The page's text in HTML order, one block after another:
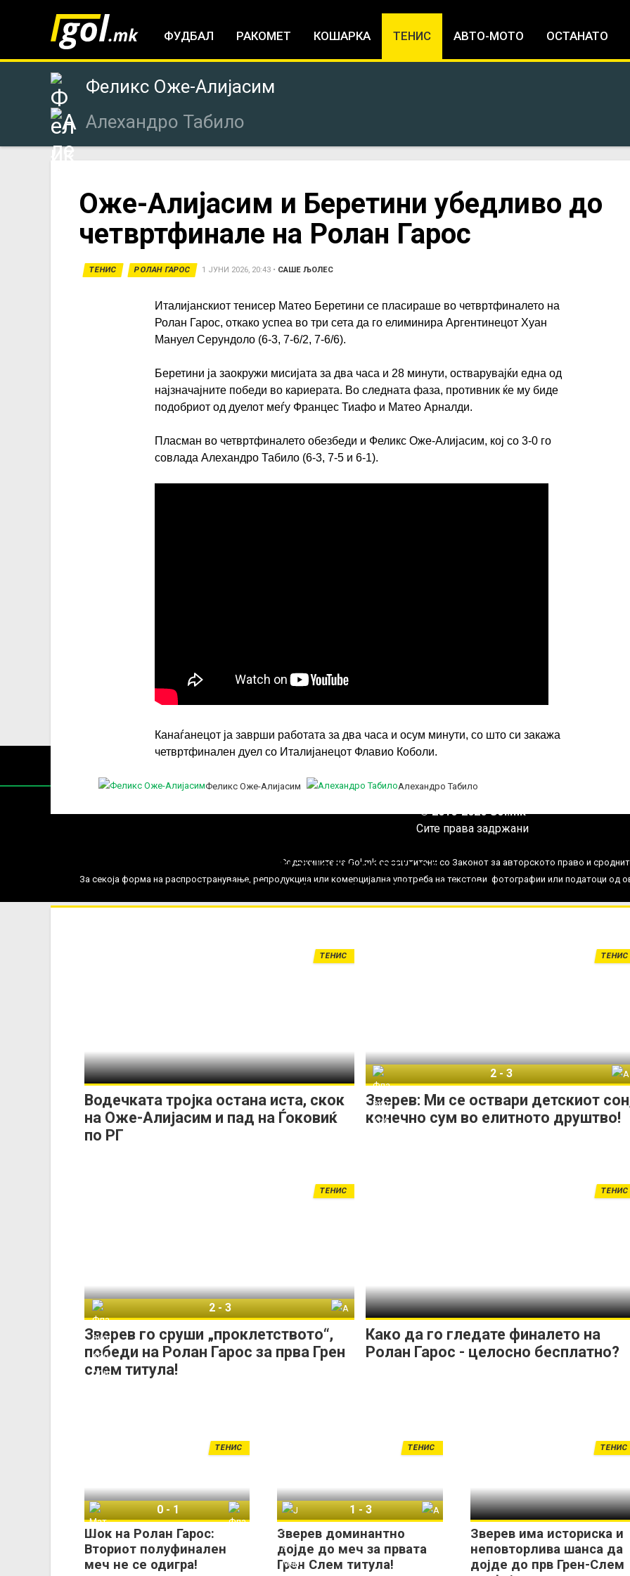
ФУДБАЛ РАКОМЕТ КОШАРКА ТЕНИС АВТО-МОТО ОСТАНАТО
Феликс Оже-Алијасим
Алехандро Табило
here
Оже-Алијасим и Беретини убедливо до
четвртфинале на Ролан Гарос
ТЕНИС РОЛАН ГАРОС 1 ЈУНИ 2026, 20:43 • САШЕ ЉОЛЕС
Италијанскиот тенисер Матео Беретини се пласираше во четвртфиналето на
Ролан Гарос, откако успеа во три сета да го елиминира Аргентинецот Хуан
Мануел Серундоло (6-3, 7-6/2, 7-6/6).
Беретини ја заокружи мисијата за два часа и 28 минути, остварувајќи една од
најзначајните победи во кариерата. Во следната фаза, противник ќе му биде
подобриот од дуелот меѓу Францес Тиафо и Матео Арналди.
Пласман во четвртфиналето обезбеди и Феликс Оже-Алијасим, кој со 3-0 го
совлада Алехандро Табило (6-3, 7-5 и 6-1).
Канаѓанецот ја заврши работата за два часа и осум минути, со што си закажа
четвртфинален дуел со Италијанецот Флавио Коболи.
Феликс Оже-Алијасим Алехандро Табило
Најнови вести од
РОЛАН ГАРОС, ATP SINGLES
Водечката тројка остана иста, скок
на Оже-Алијасим и пад на Ѓоковиќ
по РГ
ТЕНИС
Зверев: Ми се оствари детскиот
конечно сум во елитното друштво!
ТЕНИС
2-3
Зверев го сруши „проклетството“,
победи на Ролан Гарос за прва Грен
слем титула!
ТЕНИС
2-3
Како да го гледате финалето на
Ролан Гарос - целосно бесплатно?
ТЕНИС
Шок на Ролан Гарос:
Вториот полуфинален
меч не се одигра!
ТЕНИС
0-1
Зверев доминантно
дојде до меч за првата
Грен Слем титула!
ТЕНИС
1-3
Зверев има историска и
неповторлива шанса да
дојде до прв Грен-Слем
ТЕНИС
© 2016-2026 Gol.mk
Сите права задржани
Содржините на Gol.mk се заштитени со Законот за авторското право и
За секоја форма на распространување, репродукција или комерцијална употреба на текстови, фотографии или податоци од